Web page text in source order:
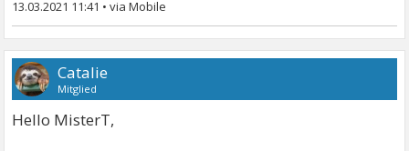
13.03.2021 11:41 •
Catalie
Mitglied
Hello MisterT,